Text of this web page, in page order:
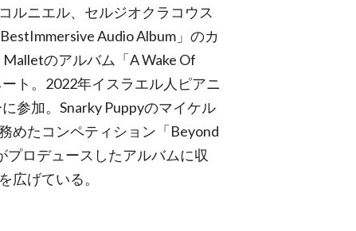
ルニエル、セルジオクラコウス
Audio Album」のカ
のアルバム「A Wake Of
ト。2022年イスラエル人ピアニ
参加。Snarky Puppyのマイケル
めたコンペティション「Beyond
ロデュースしたアルバムに収
広げている。